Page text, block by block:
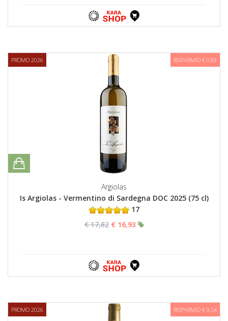
PROMO 2026 RISPARMIO € 0,89
Argiolas
Is Argiolas - Vermentino di Sardegna DOC 2025 (75 cl)
17
€ 17,82 € 16,93
PROMO 2026 RISPARMIO € 9,54